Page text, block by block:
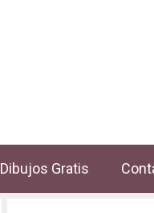
Dibujos Gratis